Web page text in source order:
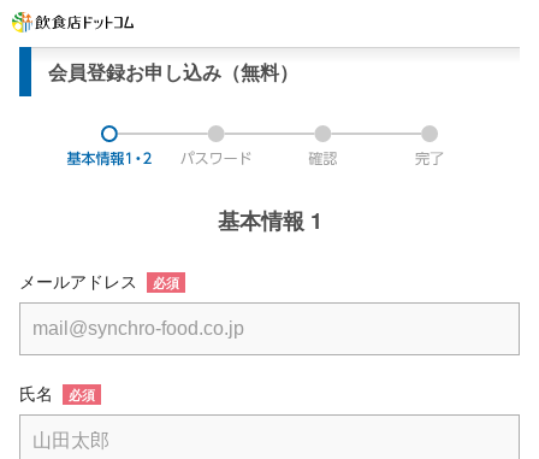
会員登録お申し込み（無料）
基本情報 1
メールアドレス 必須
氏名 必須